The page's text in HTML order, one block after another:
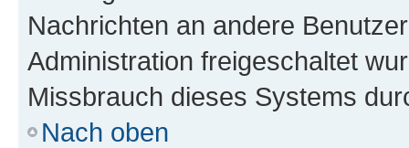
Nachrichten an andere
Administration freigeschaltet
Missbrauch dieses Systems
Nach oben